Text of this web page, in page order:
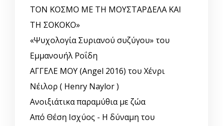
ΤΟΝ ΚΟΣΜΟ ΜΕ ΤΗ ΜΟΥΣΤΑΡΔΕΛΑ ΚΑΙ
ΤΗ ΣΟΚΟΚΟ»
«Ψυχολογία Συριανού συζύγου» του
Εμμανουήλ Ροΐδη
ΑΓΓΕΛΕ ΜΟΥ (Angel 2016) του Χένρι
Νέιλορ ( Henry Naylor )
Ανοιξιάτικα παραμύθια με ζώα
Από Θέση Ισχύος - Η δύναμη του